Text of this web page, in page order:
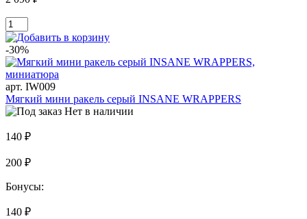
-30%
арт. IW009
Мягкий мини ракель серый INSANE WRAPPERS
Нет в наличии
140 ₽
200 ₽
Бонусы:
140 ₽